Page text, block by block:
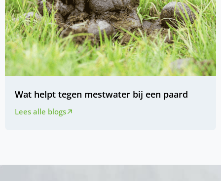
Wat helpt tegen mestwater bij een paard
Lees alle blogs